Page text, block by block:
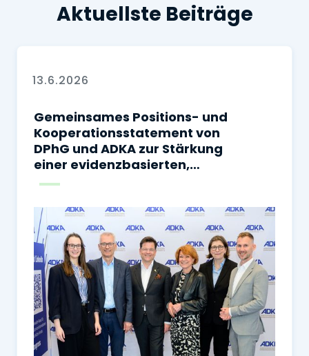
Aktuellste Beiträge
13.6.2026
Gemeinsames Positions- und
Kooperationsstatement von
DPhG und ADKA zur Stärkung
einer evidenzbasierten,
sicheren und
Arzneimitteltherapie